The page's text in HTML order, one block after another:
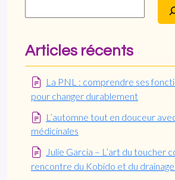
Articles récents
La PNL : comprendre ses
pour changer durablement
L’automne tout en douceur
médicinales
Julie Garcia – L’art du toucher
rencontre du Kobido et du